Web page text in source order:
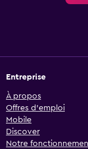
Entreprise
À propos
Offres d’emploi
Mobile
Discover
Notre